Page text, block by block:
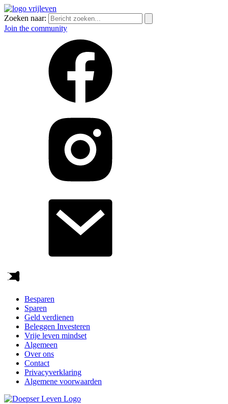
Zoeken naar:
Join the community
Besparen
Sparen
Geld verdienen
Beleggen Investeren
Vrije leven mindset
Algemeen
Over ons
Contact
Privacyverklaring
Algemene voorwaarden